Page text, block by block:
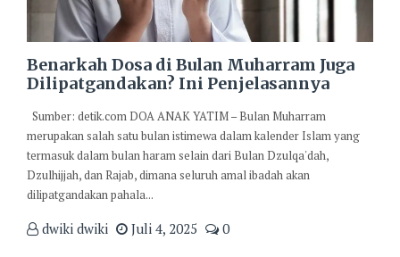
Benarkah Dosa di Bulan Muharram Juga
Dilipatgandakan? Ini Penjelasannya
Sumber: detik.com DOA ANAK YATIM – Bulan Muharram
merupakan salah satu bulan istimewa dalam kalender Islam yang
termasuk dalam bulan haram selain dari Bulan Dzulqa'dah,
Dzulhijjah, dan Rajab, dimana seluruh amal ibadah akan
dilipatgandakan pahala...
dwiki dwiki Juli 4, 2025 0